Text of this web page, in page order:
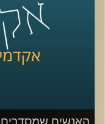
קרדיט תמונות:
האנשים